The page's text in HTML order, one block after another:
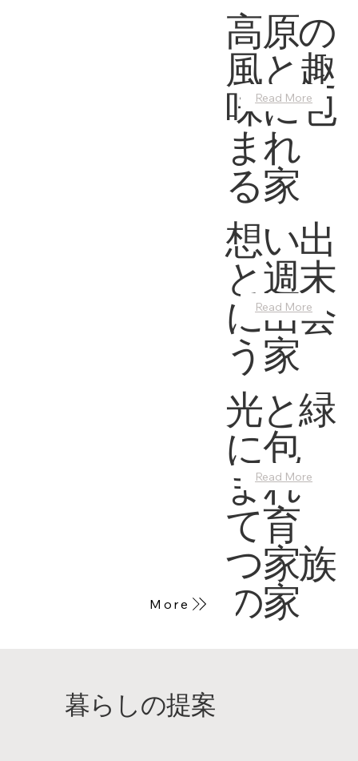
高原の
風と趣
味に包
まれ
る家
Read More
想い出
と週末
に出会
う家
Read More
光と緑
に包
まれ
て育
つ家族
の家
Read More
More
暮らしの提案